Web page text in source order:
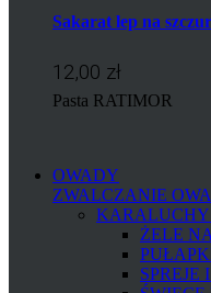
Sakarat lep na
12,00 zł
Pasta RATIMOR
OWADY
ZWALCZANIE
KARALUCHY
ŻELE